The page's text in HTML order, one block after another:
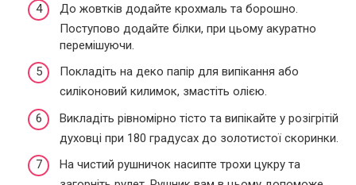
До жовтків додайте крохмаль та борошно.
Поступово додайте білки, при цьому акуратно
перемішуючи.
Покладіть на деко папір для випікання або
силіконовий килимок, змастіть олією.
Викладіть рівномірно тісто та випікайте у розігрітій
духовці при 180 градусах до золотистої скоринки.
На чистий рушничок насипте трохи цукру та